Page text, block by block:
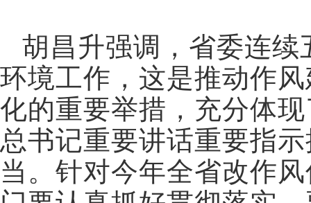
胡昌升强调，省委连
环境工作，这是推动作
化的重要举措，充分体
总书记重要讲话重要指
当。针对今年全省改作